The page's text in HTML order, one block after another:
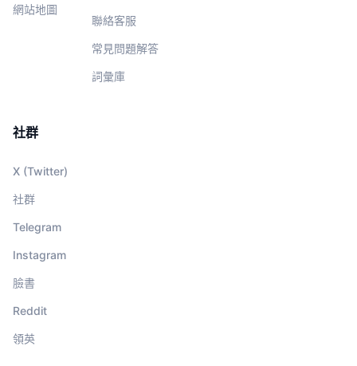
網站地圖
聯絡客服
常見問題解答
詞彙庫
社群
X (Twitter)
社群
Telegram
Instagram
臉書
Reddit
領英